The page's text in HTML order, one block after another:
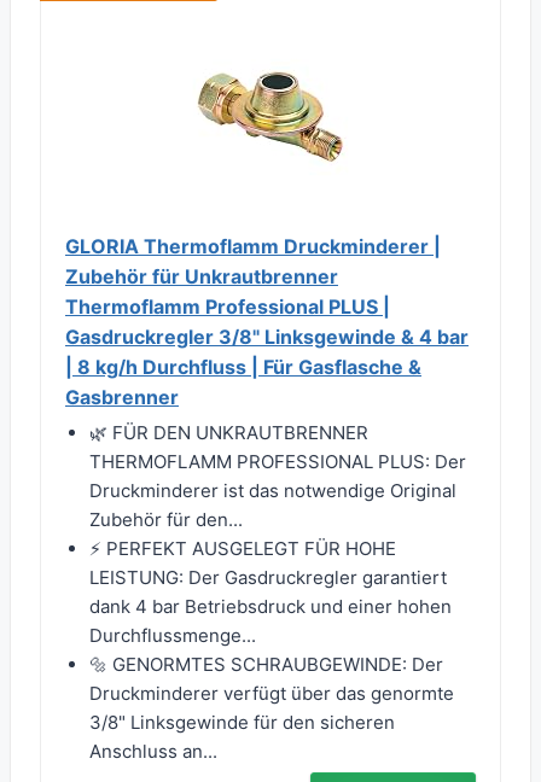
GLORIA Thermoflamm Druckminderer |
Zubehör für Unkrautbrenner
Thermoflamm Professional PLUS |
Gasdruckregler 3/8" Linksgewinde & 4 bar
| 8 kg/h Durchfluss | Für Gasflasche &
Gasbrenner
🌿 FÜR DEN UNKRAUTBRENNER
THERMOFLAMM PROFESSIONAL PLUS: Der
Druckminderer ist das notwendige Original
Zubehör für den...
⚡ PERFEKT AUSGELEGT FÜR HOHE
LEISTUNG: Der Gasdruckregler garantiert
dank 4 bar Betriebsdruck und einer hohen
Durchflussmenge...
🔩 GENORMTES SCHRAUBGEWINDE: Der
Druckminderer verfügt über das genormte
3/8" Linksgewinde für den sicheren
Anschluss an...